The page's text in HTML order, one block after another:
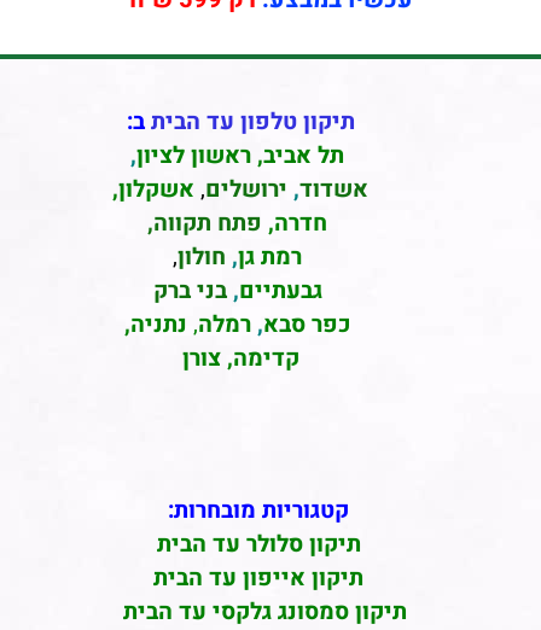
תיקון טלפון עד הביתב:
תל אביב, ראשון לציון,
אשדוד, ירושלים, אשקלון,
חדרה, פתח תקווה,
רמת גן, חולון,
גבעתיים,בני ברק
כפר סבא,רמלה, נתניה,
קדימה, צורן
קטגוריות מובחרות:
תיקון סלולר עד הבית
תיקון אייפון עד הבית
תיקון סמסונג גלקסי עד הבית